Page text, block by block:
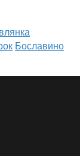
Бославино